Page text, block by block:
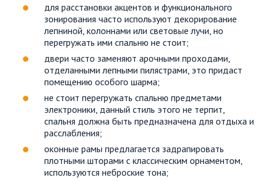
для расстановки акцентов и функционального
зонирования часто используют декорирование
лепниной, колоннами или световые лучи, но
перегружать ими спальню не стоит;
двери часто заменяют арочными проходами,
отделанными лепными пилястрами, это придаст
помещению особого шарма;
не стоит перегружать спальню предметами
электроники, данный стиль этого не терпит,
спальня должна быть предназначена для отдыха и
расслабления;
оконные рамы предлагается задрапировать
плотными шторами с классическим орнаментом,
используются неброские тона;